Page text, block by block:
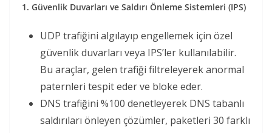
1. Güvenlik Duvarları ve Saldırı Önleme Sistemleri (IPS)
UDP trafiğini algılayıp engellemek için özel
güvenlik duvarları veya IPS’ler kullanılabilir.
Bu araçlar, gelen trafiği filtreleyerek anormal
paternleri tespit eder ve bloke eder.
DNS trafiğini %100 denetleyerek DNS tabanlı
saldırıları önleyen çözümler, paketleri 30 farklı